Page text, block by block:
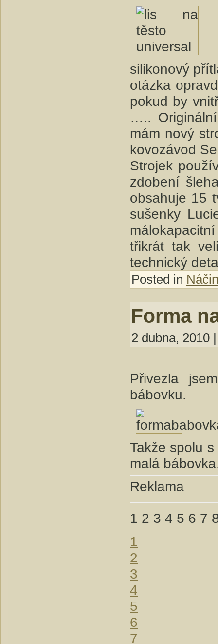
silikonový
otázka
pokud by
…..
mám nový
kovozávod
Strojek
zdobení
obsahuje 15
sušenky
třikrát tak
technický
Posted in
Forma
2 dubna, 2010
Přivezla
bábovku.
Takže spolu
malá
Reklama
1 2 3 4 5 6 7
1
2
3
4
5
6
7